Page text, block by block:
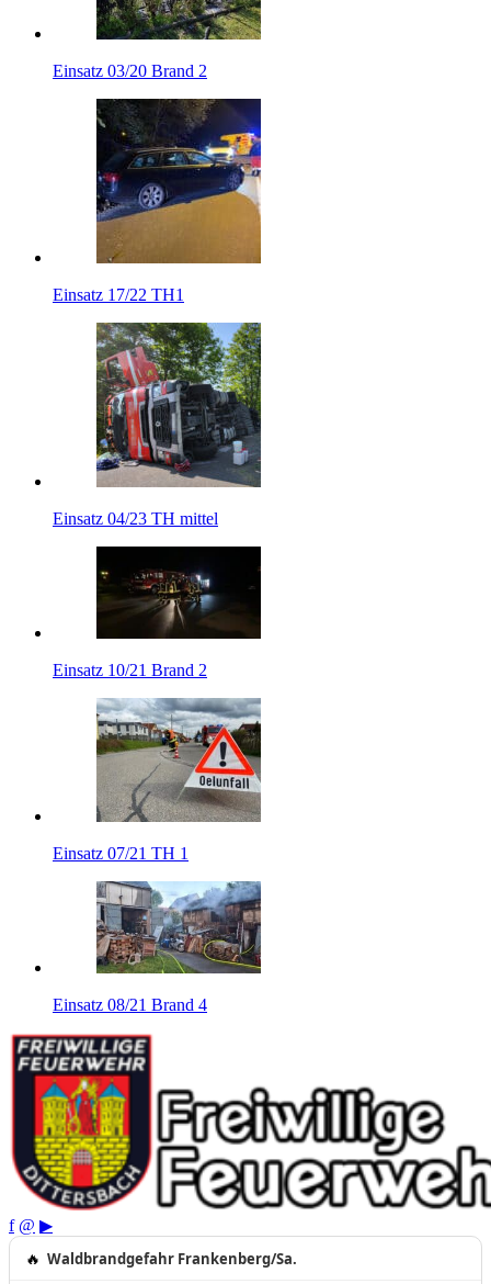
Einsatz 03/20 Brand 2
Einsatz 17/22 TH1
Einsatz 04/23 TH mittel
Einsatz 10/21 Brand 2
Einsatz 07/21 TH 1
Einsatz 08/21 Brand 4
f @ ▶
🔥 Waldbrandgefahr Frankenberg/Sa.